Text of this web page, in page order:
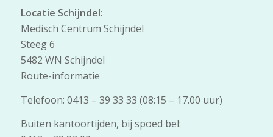
Locatie Schijndel:
Medisch Centrum Schijndel
Steeg 6
5482 WN Schijndel
Route-informatie
Telefoon: 0413 – 39 33 33 (08:15 – 17.00 uur)
Buiten kantoortijden, bij spoed bel: